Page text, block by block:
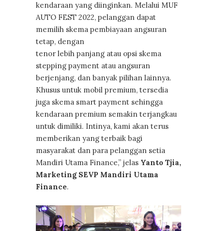
kendaraan yang diinginkan. Melalui MUF
AUTO FEST 2022, pelanggan dapat
memilih skema pembiayaan angsuran
tetap, dengan
tenor lebih panjang atau opsi skema
stepping payment atau angsuran
berjenjang, dan banyak pilihan lainnya.
Khusus untuk mobil premium, tersedia
juga skema smart payment sehingga
kendaraan premium semakin terjangkau
untuk dimiliki. Intinya, kami akan terus
memberikan yang terbaik bagi
masyarakat dan para pelanggan setia
Mandiri Utama Finance,” jelas Yanto Tjia,
Marketing SEVP Mandiri Utama
Finance.